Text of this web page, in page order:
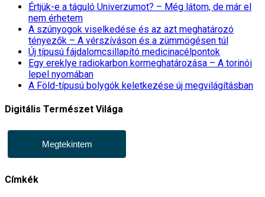
Értjük-e a táguló Univerzumot? – Még látom, de már el
nem érhetem
A szúnyogok viselkedése és az azt meghatározó
tényezők – A vérszíváson és a zümmögésen túl
Új típusú fájdalomcsillapító medicinacélpontok
Egy ereklye radiokarbon kormeghatározása – A torinói
lepel nyomában
A Föld-típusú bolygók keletkezése új megvilágításban
Digitális Természet Világa
Megtekintem
Címkék